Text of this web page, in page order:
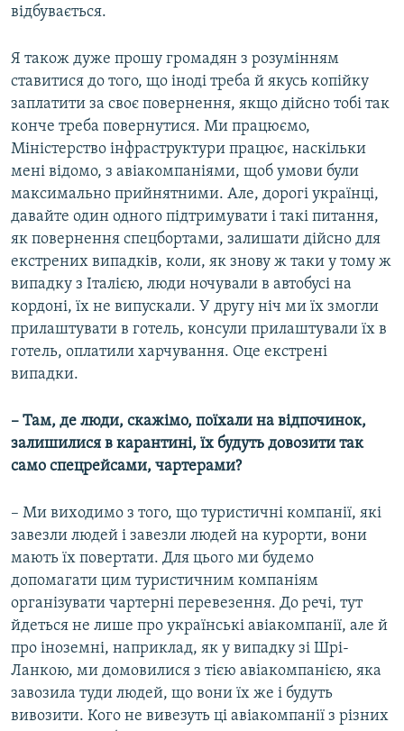
відбувається.
Я також дуже прошу громадян з розумінням
ставитися до того, що іноді треба й якусь копійку
заплатити за своє повернення, якщо дійсно тобі так
конче треба повернутися. Ми працюємо,
Міністерство інфраструктури працює, наскільки
мені відомо, з авіакомпаніями, щоб умови були
максимально прийнятними. Але, дорогі українці,
давайте один одного підтримувати і такі питання,
як повернення спецбортами, залишати дійсно для
екстрених випадків, коли, як знову ж таки у тому ж
випадку з Італією, люди ночували в автобусі на
кордоні, їх не випускали. У другу ніч ми їх змогли
прилаштувати в готель, консули прилаштували їх в
готель, оплатили харчування. Оце екстрені
випадки.
– Там, де люди, скажімо, поїхали на відпочинок,
залишилися в карантині, їх будуть довозити так
само спецрейсами, чартерами?
– Ми виходимо з того, що туристичні компанії, які
завезли людей і завезли людей на курорти, вони
мають їх повертати. Для цього ми будемо
допомагати цим туристичним компаніям
організувати чартерні перевезення. До речі, тут
йдеться не лише про українські авіакомпанії, але й
про іноземні, наприклад, як у випадку зі Шрі-
Ланкою, ми домовилися з тією авіакомпанією, яка
завозила туди людей, що вони їх же і будуть
вивозити. Кого не вивезуть ці авіакомпанії з різних